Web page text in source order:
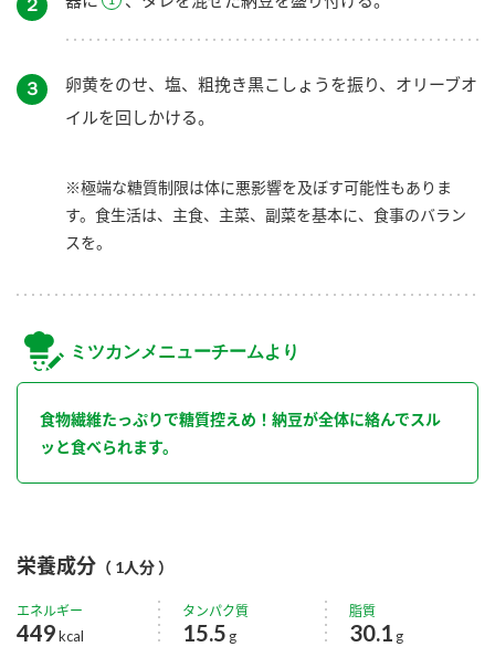
３
卵黄をのせ、塩、粗挽き黒こしょうを振り、オリーブオ
イルを回しかける。
※極端な糖質制限は体に悪影響を及ぼす可能性もありま
す。食生活は、主食、主菜、副菜を基本に、食事のバラン
スを。
ミツカンメニューチームより
食物繊維たっぷりで糖質控えめ！納豆が全体に絡んでスル
ッと食べられます。
栄養成分 （ 1人分 ）
エネルギー
449kcal
タンパク質
15.5 g
脂質
30.1 g